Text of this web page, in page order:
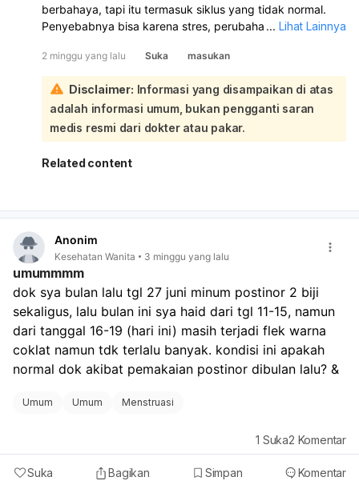
berbahaya, tapi itu termasuk siklus yang tidak normal.
Penyebabnya bisa karena stres, perubahan berat badan,
hormonal, gangguan tiroid, endometriosis, fibroid rahim,
radang panggul, atau PCOS. Kalau ini baru terjadi
sesekali, bisa dipantau dulu. Tapi kalau berulang 2–3
bulan, atau disertai nyeri hebat, darah sangat banyak,
pusing/lemas, atau berat badan berubah drastis,
sebaiknya periksa ke dokter kandungan atau dokter
umum. Untuk sementara, jaga istirahat, makan teratur,
... Lihat Lainnya
2 minggu yang lalu Suka masukan
Disclaimer: Informasi yang disampaikan di atas
adalah informasi umum, bukan pengganti saran
medis resmi dari dokter atau pakar.
Related content
Anonim
Kesehatan Wanita 3 minggu yang lalu
umummmm
dok sya bulan lalu tgl 27 juni minum postinor 2 biji
sekaligus, lalu bulan ini sya haid dari tgl 11-15, namun
dari tanggal 16-19 (hari ini) masih terjadi flek warna
coklat namun tdk terlalu banyak. kondisi ini apakah
normal dok akibat pemakaian postinor dibulan lalu? &
Umum Umum Menstruasi
Suka Bagikan Simpan Komentar
1 Suka2 Komentar